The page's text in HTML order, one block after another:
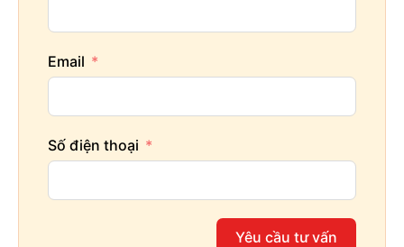
Email
Số điện thoại
Yêu cầu tư vấn